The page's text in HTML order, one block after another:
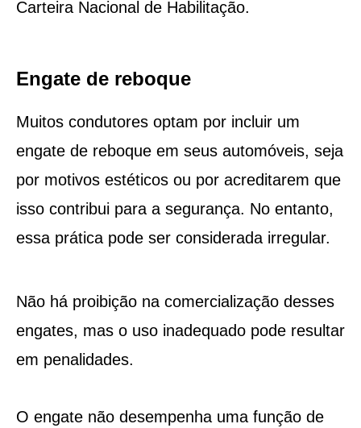
Carteira Nacional de Habilitação.
Engate de reboque
Muitos condutores optam por incluir um
engate de reboque em seus automóveis, seja
por motivos estéticos ou por acreditarem que
isso contribui para a segurança. No entanto,
essa prática pode ser considerada irregular.
Não há proibição na comercialização desses
engates, mas o uso inadequado pode resultar
em penalidades.
O engate não desempenha uma função de